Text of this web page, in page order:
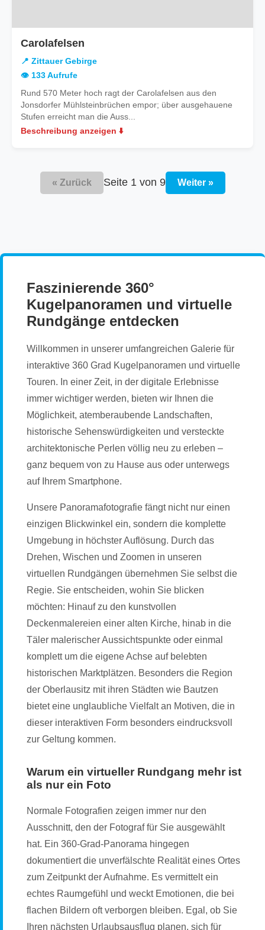
Carolafelsen
Gebirge
📍 Zittauer Gebirge
👁️ 133 Aufrufe
Rund 570 Meter hoch ragt der Carolafelsen aus den
Jonsdorfer Mühlsteinbrüchen empor; über ausgehauene
Stufen erreicht man die Auss...
Beschreibung anzeigen ⬇️
« Zurück Seite 1 von 9 Weiter »
Faszinierende 360°
Kugelpanoramen und virtuelle
Rundgänge entdecken
Willkommen in unserer umfangreichen Galerie für
interaktive 360 Grad Kugelpanoramen und virtuelle
Touren. In einer Zeit, in der digitale Erlebnisse
immer wichtiger werden, bieten wir Ihnen die
Möglichkeit, atemberaubende Landschaften,
historische Sehenswürdigkeiten und versteckte
architektonische Perlen völlig neu zu erleben –
ganz bequem von zu Hause aus oder unterwegs
auf Ihrem Smartphone.
Unsere Panoramafotografie fängt nicht nur einen
einzigen Blickwinkel ein, sondern die komplette
Umgebung in höchster Auflösung. Durch das
Drehen, Wischen und Zoomen in unseren
virtuellen Rundgängen übernehmen Sie selbst die
Regie. Sie entscheiden, wohin Sie blicken
möchten: Hinauf zu den kunstvollen
Deckenmalereien einer alten Kirche, hinab in die
Täler malerischer Aussichtspunkte oder einmal
komplett um die eigene Achse auf belebten
historischen Marktplätzen. Besonders die Region
der Oberlausitz mit ihren Städten wie Bautzen
bietet eine unglaubliche Vielfalt an Motiven, die in
dieser interaktiven Form besonders eindrucksvoll
zur Geltung kommen.
Warum ein virtueller Rundgang mehr ist
als nur ein Foto
Normale Fotografien zeigen immer nur den
Ausschnitt, den der Fotograf für Sie ausgewählt
hat. Ein 360-Grad-Panorama hingegen
dokumentiert die unverfälschte Realität eines Ortes
zum Zeitpunkt der Aufnahme. Es vermittelt ein
echtes Raumgefühl und weckt Emotionen, die bei
flachen Bildern oft verborgen bleiben. Egal, ob Sie
Ihren nächsten Urlaubsausflug planen, sich für